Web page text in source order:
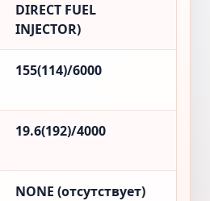
DIRECT FUEL
INJECTOR)
155(114)/6000
19.6(192)/4000
NONE (отсутствует)